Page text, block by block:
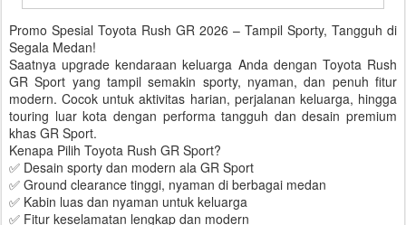
Promo Spesial Toyota Rush GR 2026 – Tampil Sporty, Tangguh di
Segala Medan!
Saatnya upgrade kendaraan keluarga Anda dengan Toyota Rush
GR Sport yang tampil semakin sporty, nyaman, dan penuh fitur
modern. Cocok untuk aktivitas harian, perjalanan keluarga, hingga
touring luar kota dengan performa tangguh dan desain premium
khas GR Sport.
Kenapa Pilih Toyota Rush GR Sport?
✅ Desain sporty dan modern ala GR Sport
✅ Ground clearance tinggi, nyaman di berbagai medan
✅ Kabin luas dan nyaman untuk keluarga
✅ Fitur keselamatan lengkap dan modern